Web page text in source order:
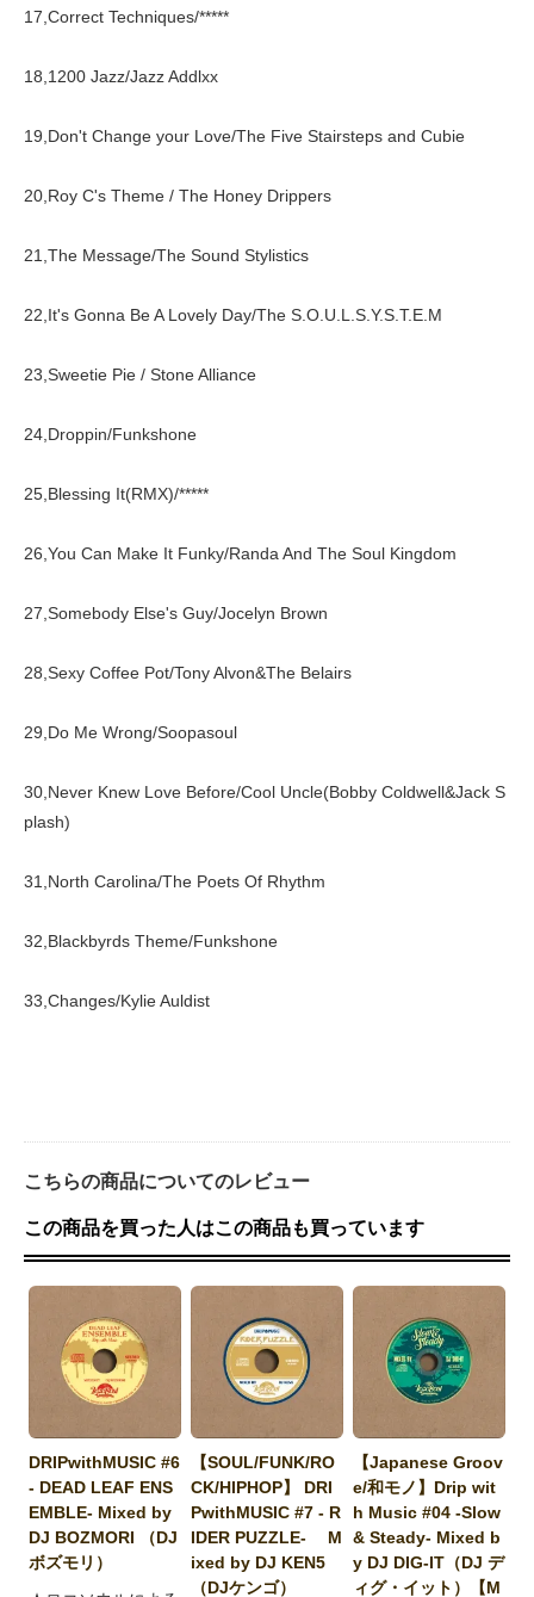
17,Correct Techniques/*****
18,1200 Jazz/Jazz Addlxx
19,Don't Change your Love/The Five Stairsteps and Cubie
20,Roy C's Theme / The Honey Drippers
21,The Message/The Sound Stylistics
22,It's Gonna Be A Lovely Day/The S.O.U.L.S.Y.S.T.E.M
23,Sweetie Pie / Stone Alliance
24,Droppin/Funkshone
25,Blessing It(RMX)/*****
26,You Can Make It Funky/Randa And The Soul Kingdom
27,Somebody Else's Guy/Jocelyn Brown
28,Sexy Coffee Pot/Tony Alvon&The Belairs
29,Do Me Wrong/Soopasoul
30,Never Knew Love Before/Cool Uncle(Bobby Coldwell&Jack S
plash)
31,North Carolina/The Poets Of Rhythm
32,Blackbyrds Theme/Funkshone
33,Changes/Kylie Auldist
こちらの商品についてのレビュー
この商品を買った人はこの商品も買っています
DRIPwithMUSIC #6
- DEAD LEAF ENS
EMBLE- Mixed by
DJ BOZMORI （DJ
ボズモリ）
【SOUL/FUNK/RO
CK/HIPHOP】 DRI
PwithMUSIC #7 - R
IDER PUZZLE- M
ixed by DJ KEN5
（DJケンゴ）
【Japanese Groov
e/和モノ】Drip wit
h Music #04 -Slow
& Steady- Mixed b
y DJ DIG-IT（DJ デ
ィグ・イット）【M